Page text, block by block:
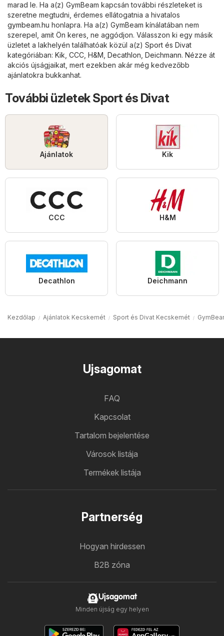
marad le. Ha a(z) GymBeam kapcsán további részleteket is
szeretne megtudni, érdemes ellátogatnia a hivatalos
gymbeam.hu honlapra. Ha a(z) GymBeam kínálatában nem
szerepel, amit Ön keres, ne aggódjon. Válasszon ki egy másik
üzletet a lakhelyén találhatóak közül a(z) Sport és Divat
kategóriában: Kik CCC H&M Decathlon Deichmann. Nézze át
akciós újságjaikat, mert ezekben akár még kedvezőbb
ajánlatokra bukkanhat.
További üzletek Sport és Divat
Ajánlatok Kik
CCC H&M
Decathlon Deichmann
Kezdőlap Ajánlatok Kecskemét Sport és Divat Kecskemét
Ujsagomat
FAQ
Kapcsolat
Tartalom bejelentése
Városok listája
Termékek listája
Partnerség
Hogyan hirdessen
B2B zóna
Ujsagomat
Minden újság egy helyen